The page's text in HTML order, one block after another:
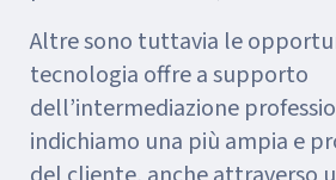
Altre sono tuttavia le
tecnologia offre a supporto
dell’intermediazione
indichiamo una più ampia e